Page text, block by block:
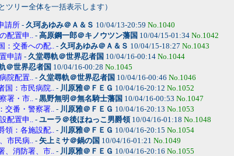
ツリー全体を一括表示します）
請所 - 久珂あゆみ＠Ａ＆Ｓ 10/04/13-20:59 No.1040
配置申.. - 高原鋼一郎＠キノウツン藩国 10/04/15-01:34 No.1042
：交番への配.. - 久珂あゆみ＠Ａ＆Ｓ 10/04/15-18:27 No.1043
申請 - 久堂尋軌＠世界忍者国 10/04/16-00:14 No.1044
＠世界忍者国 10/04/16-00:28 No.1045
院配置.. - 久堂尋軌＠世界忍者国 10/04/16-00:46 No.1046
国：市民病院.. - 川原雅＠ＦＥＧ 10/04/16-20:12 No.1052
署・市.. - 黒野無明＠無名騎士藩国 10/04/16-00:53 No.1047
交番・警察署.. - 川原雅＠ＦＥＧ 10/04/16-20:13 No.1053
配置申.. - ユーラ＠後ほねっこ男爵領10/04/16-01:18 No.1048
領：各施設配.. - 川原雅＠ＦＥＧ 10/04/16-20:15 No.1054
市民病.. - 矢上ミサ＠鍋の国 10/04/16-01:21 No.1049
、消防署、市.. - 川原雅＠ＦＥＧ 10/04/16-20:16 No.1055